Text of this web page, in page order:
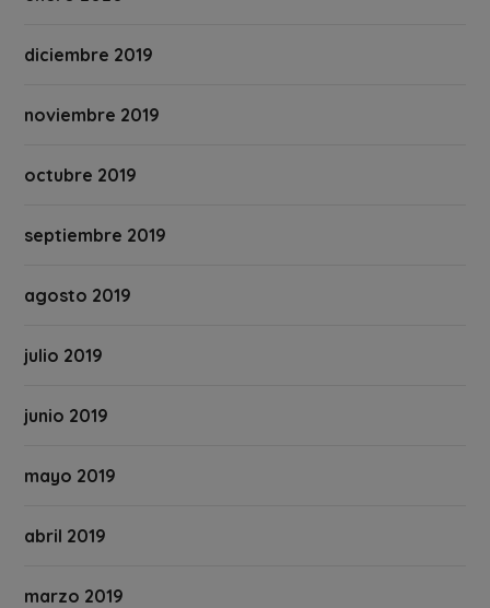
diciembre 2019
noviembre 2019
octubre 2019
septiembre 2019
agosto 2019
julio 2019
junio 2019
mayo 2019
abril 2019
marzo 2019